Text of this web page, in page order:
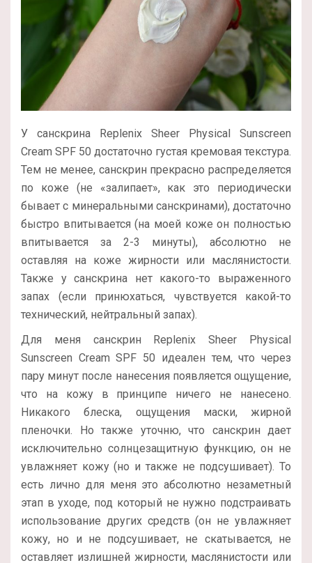
У санскрина Replenix Sheer Physical Sunscreen
Cream SPF 50 достаточно густая кремовая текстура.
Тем не менее, санскрин прекрасно распределяется
по коже (не «залипает», как это периодически
бывает с минеральными санскринами), достаточно
быстро впитывается (на моей коже он полностью
впитывается за 2-3 минуты), абсолютно не
оставляя на коже жирности или маслянистости.
Также у санскрина нет какого-то выраженного
запах (если принюхаться, чувствуется какой-то
технический, нейтральный запах).
Для меня санскрин Replenix Sheer Physical
Sunscreen Cream SPF 50 идеален тем, что через
пару минут после нанесения появляется ощущение,
что на кожу в принципе ничего не нанесено.
Никакого блеска, ощущения маски, жирной
пленочки. Но также уточню, что санскрин дает
исключительно солнцезащитную функцию, он не
увлажняет кожу (но и также не подсушивает). То
есть лично для меня это абсолютно незаметный
этап в уходе, под который не нужно подстраивать
использование других средств (он не увлажняет
кожу, но и не подсушивает, не скатывается, не
оставляет излишней жирности, маслянистости или